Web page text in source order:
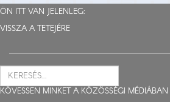
ÖN ITT VAN JELENLEG:
VISSZA A TETEJÉRE
KÖVESSEN MINKET A KÖZÖSSÉGI MÉDIÁBAN